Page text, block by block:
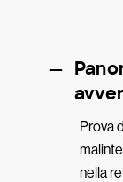
Prova
nella